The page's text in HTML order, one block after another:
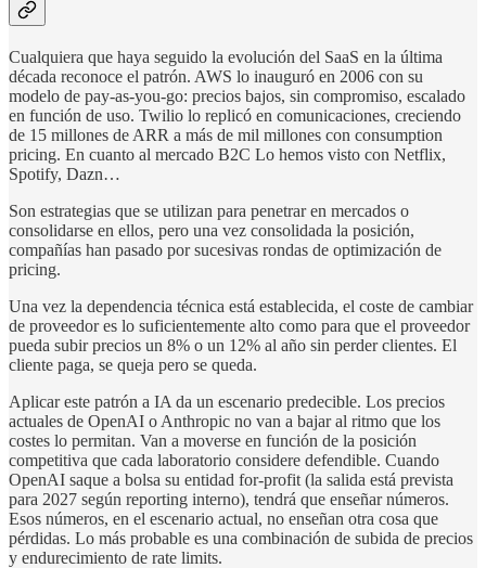
Cualquiera que haya seguido la evolución del SaaS en la última
década reconoce el patrón. AWS lo inauguró en 2006 con su
modelo de pay-as-you-go: precios bajos, sin compromiso, escalado
en función de uso. Twilio lo replicó en comunicaciones, creciendo
de 15 millones de ARR a más de mil millones con consumption
pricing. En cuanto al mercado B2C Lo hemos visto con Netflix,
Spotify, Dazn…
Son estrategias que se utilizan para penetrar en mercados o
consolidarse en ellos, pero una vez consolidada la posición,
compañías han pasado por sucesivas rondas de optimización de
pricing.
Una vez la dependencia técnica está establecida, el coste de cambiar
de proveedor es lo suficientemente alto como para que el proveedor
pueda subir precios un 8% o un 12% al año sin perder clientes. El
cliente paga, se queja pero se queda.
Aplicar este patrón a IA da un escenario predecible. Los precios
actuales de OpenAI o Anthropic no van a bajar al ritmo que los
costes lo permitan. Van a moverse en función de la posición
competitiva que cada laboratorio considere defendible. Cuando
OpenAI saque a bolsa su entidad for-profit (la salida está prevista
para 2027 según reporting interno), tendrá que enseñar números.
Esos números, en el escenario actual, no enseñan otra cosa que
pérdidas. Lo más probable es una combinación de subida de precios
y endurecimiento de rate limits.